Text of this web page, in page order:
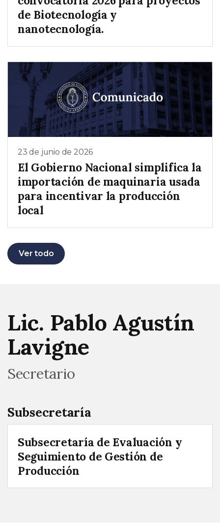
de Biotecnología y
nanotecnología.
23 de junio de 2026
El Gobierno Nacional simplifica la
importación de maquinaria usada
para incentivar la producción
local
Ver todo
Lic. Pablo Agustín
Lavigne
Secretario
Subsecretaría
Subsecretaría de Evaluación y
Seguimiento de Gestión de
Producción